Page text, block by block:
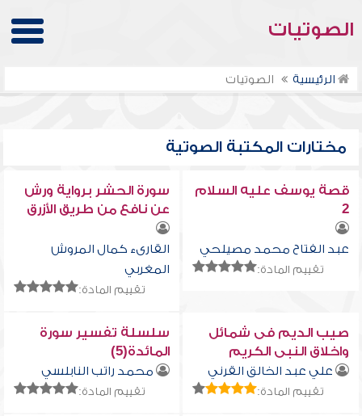
الصوتيات
الرئيسية الصوتيات
مختارات المكتبة الصوتية
قصة يوسف عليه السلام
2
عبد الفتاح محمد مصيلحي
تقييم المادة:
سورة الحشر برواية ورش
عن نافع من طريق الأزرق
بقصر البدل
القارىء كمال المروش
المغربي
تقييم المادة:
صيب الديم فى شمائل
واخلاق النبى الكريم
علي عبد الخالق القرني
تقييم المادة:
سلسلة تفسير سورة
المائدة(5)
محمد راتب النابلسي
تقييم المادة: